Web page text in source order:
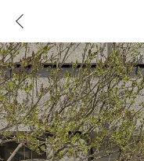
로그인
콘텐츠 리뷰 & 혜택